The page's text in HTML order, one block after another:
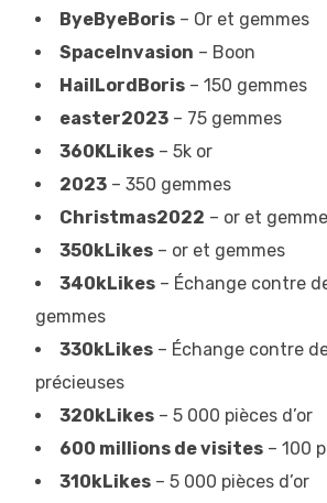
ByeByeBoris – Or et gemmes
SpaceInvasion – Boon
HailLordBoris – 150 gemmes
easter2023 – 75 gemmes
360KLikes – 5k or
2023 – 350 gemmes
Christmas2022 – or et
350kLikes – or et gemmes
340kLikes – Échange contre
gemmes
330kLikes – Échange contre
précieuses
320kLikes – 5 000 pièces d’or
600 millions de visites – 100
310kLikes – 5 000 pièces d’or